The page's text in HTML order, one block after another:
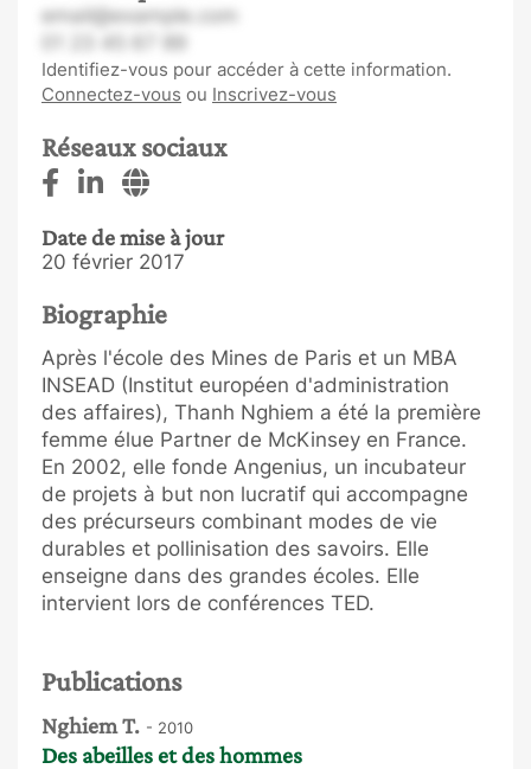
email@example.com
Identifiez-vous pour accéder à cette information.
Connectez-vous ou Inscrivez-vous
Réseaux sociaux
Date de mise à jour
20 février 2017
Biographie
Après l'école des Mines de Paris et un MBA
INSEAD (Institut européen d'administration
des affaires), Thanh Nghiem a été la première
femme élue Partner de McKinsey en France.
En 2002, elle fonde Angenius, un incubateur
de projets à but non lucratif qui accompagne
des précurseurs combinant modes de vie
durables et pollinisation des savoirs. Elle
enseigne dans des grandes écoles. Elle
intervient lors de conférences TED.
Publications
Nghiem T. - 2010
Des abeilles et des hommes